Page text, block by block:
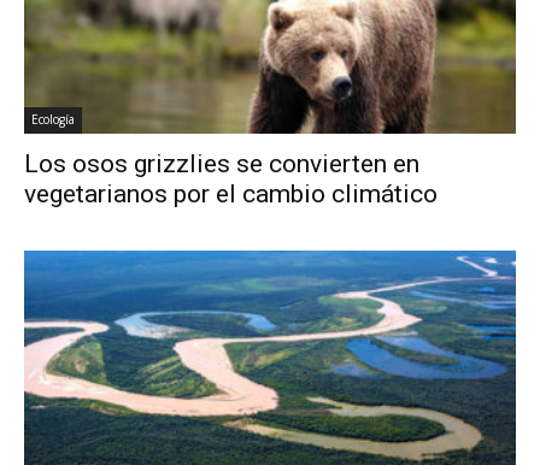
Ecología
Los osos grizzlies se convierten en
vegetarianos por el cambio climático